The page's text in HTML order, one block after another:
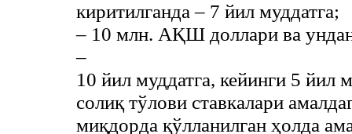
киритилганда – 7 йил муддатга;
– 10 млн. АҚШ доллари ва
–
10 йил муддатга, кейинги 5 йил
солиқ тўлови ставкалари
миқдорда қўлланилган ҳолда